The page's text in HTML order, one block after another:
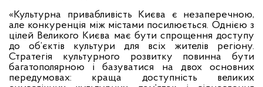
«Культурна привабливість Києва є незаперечною,
але конкуренція між містами посилюється. Однією з
цілей Великого Києва має бути спрощення доступу
до об’єктів культури для всіх жителів регіону.
Стратегія культурного розвитку повинна бути
багатополярною і базуватися на двох основних
передумовах: краща доступність великих